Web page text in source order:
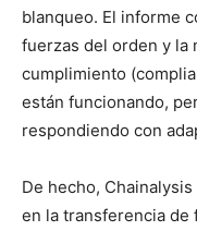
blanqueo. El informe
fuerzas del orden y la
cumplimiento
están funcionando,
respondiendo con
De hecho,
en la transferencia de